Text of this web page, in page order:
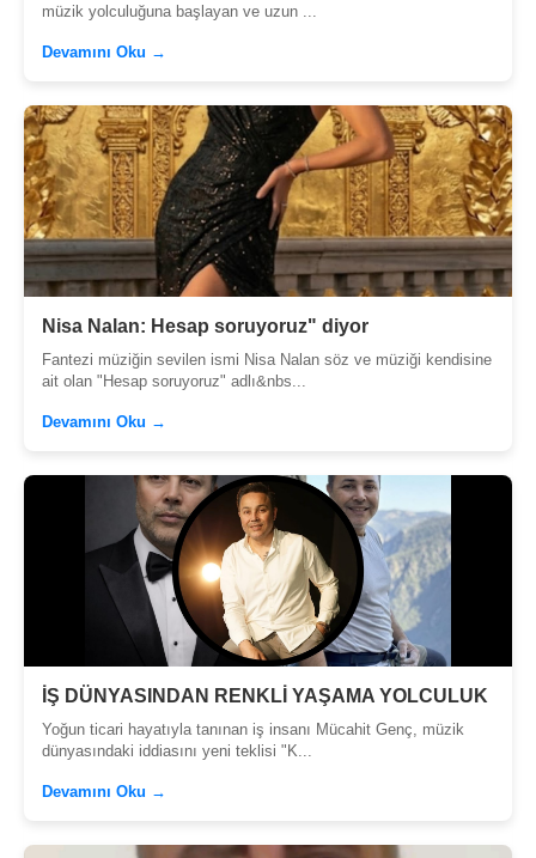
müzik yolculuğuna başlayan ve uzun ...
Devamını Oku →
Nisa Nalan: Hesap soruyoruz" diyor
Fantezi müziğin sevilen ismi Nisa Nalan söz ve müziği kendisine
ait olan "Hesap soruyoruz" adlı&nbs...
Devamını Oku →
İŞ DÜNYASINDAN RENKLİ YAŞAMA YOLCULUK
Yoğun ticari hayatıyla tanınan iş insanı Mücahit Genç, müzik
dünyasındaki iddiasını yeni teklisi "K...
Devamını Oku →